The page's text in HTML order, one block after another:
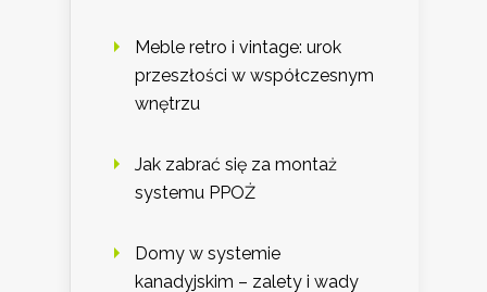
Meble retro i vintage: urok
przeszłości w współczesnym
wnętrzu
Jak zabrać się za montaż
systemu PPOŻ
Domy w systemie
kanadyjskim – zalety i wady